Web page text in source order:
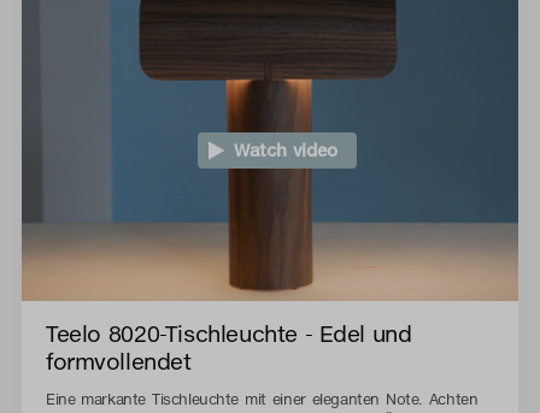
Watch video
Teelo 8020-Tischleuchte - Edel und
formvollendet
Eine markante Tischleuchte mit einer eleganten Note. Achten